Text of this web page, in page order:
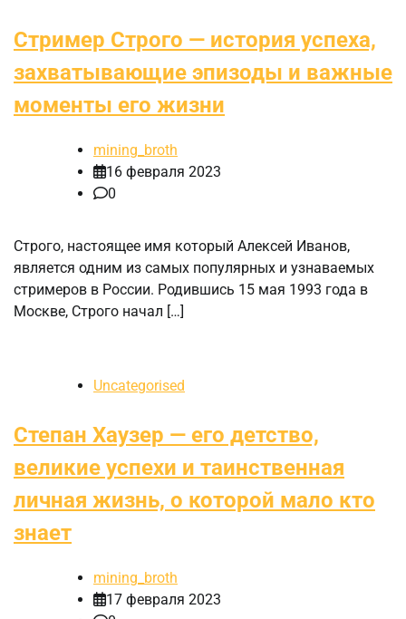
Стример Строго — история успеха,
захватывающие эпизоды и важные
моменты его жизни
mining_broth
16 февраля 2023
0
Строго, настоящее имя который Алексей Иванов,
является одним из самых популярных и узнаваемых
стримеров в России. Родившись 15 мая 1993 года в
Москве, Строго начал […]
Uncategorised
Степан Хаузер — его детство,
великие успехи и таинственная
личная жизнь, о которой мало кто
знает
mining_broth
17 февраля 2023